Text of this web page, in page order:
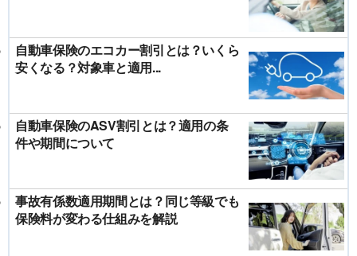
自動車保険のエコカー割引とは？いくら
安くなる？対象車と適用...
自動車保険のASV割引とは？適用の条
件や期間について
事故有係数適用期間とは？同じ等級でも
保険料が変わる仕組みを解説